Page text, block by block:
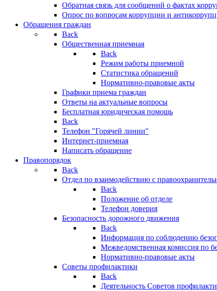
Обратная связь для сообщений о фактах
Опрос по вопросам коррупции и
Обращения граждан
Back
Общественная приемная
Back
Режим работы приемной
Статистика обращений
Нормативно-правовые акты
Графики приема граждан
Ответы на актуальные вопросы
Бесплатная юридическая помощь
Back
Телефон "Горячей линии"
Интернет-приемная
Написать обращение
Правопорядок
Back
Отдел по взаимодействию с
Back
Положение об отделе
Телефон доверия
Безопасность дорожного движения
Back
Информация по соблюдению
Межведомственная комиссия по
Нормативно-правовые акты
Советы профилактики
Back
Деятельность Советов